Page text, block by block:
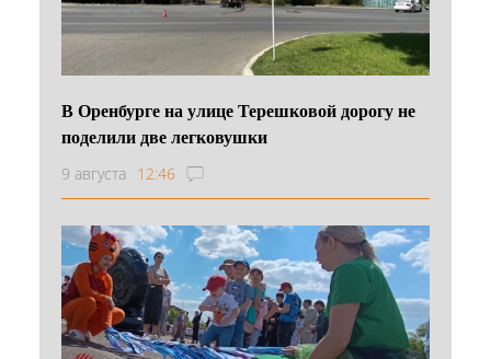
В Оренбурге на улице Терешковой дорогу не
поделили две легковушки
9 августа 12:46